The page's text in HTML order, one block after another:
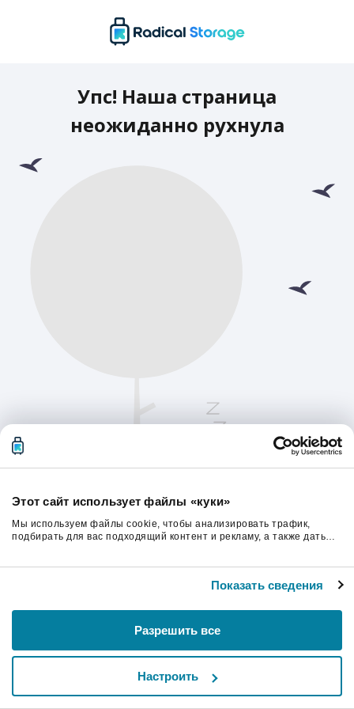
Этот сайт использует файлы «куки»
Мы используем файлы cookie, чтобы анализировать трафик,
подбирать для вас подходящий контент и рекламу, а также дать
и веб-аналитикой. Наши партнеры могут комбинировать эти
данными, которые они получили при использовании вами их
Показать сведения
Разрешить все
Настроить
Упс! Наша страница
неожиданно рухнула
Пожалуйста, обновите страницу, чтобы
продолжить.
Обновить